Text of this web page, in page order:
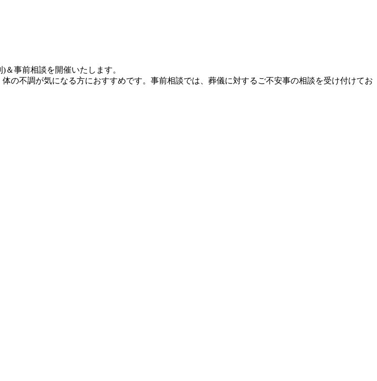
事前相談を開催いたします。
の不調が気になる方におすすめです。事前相談では、葬儀に対するご不安事の相談を受け付けてお